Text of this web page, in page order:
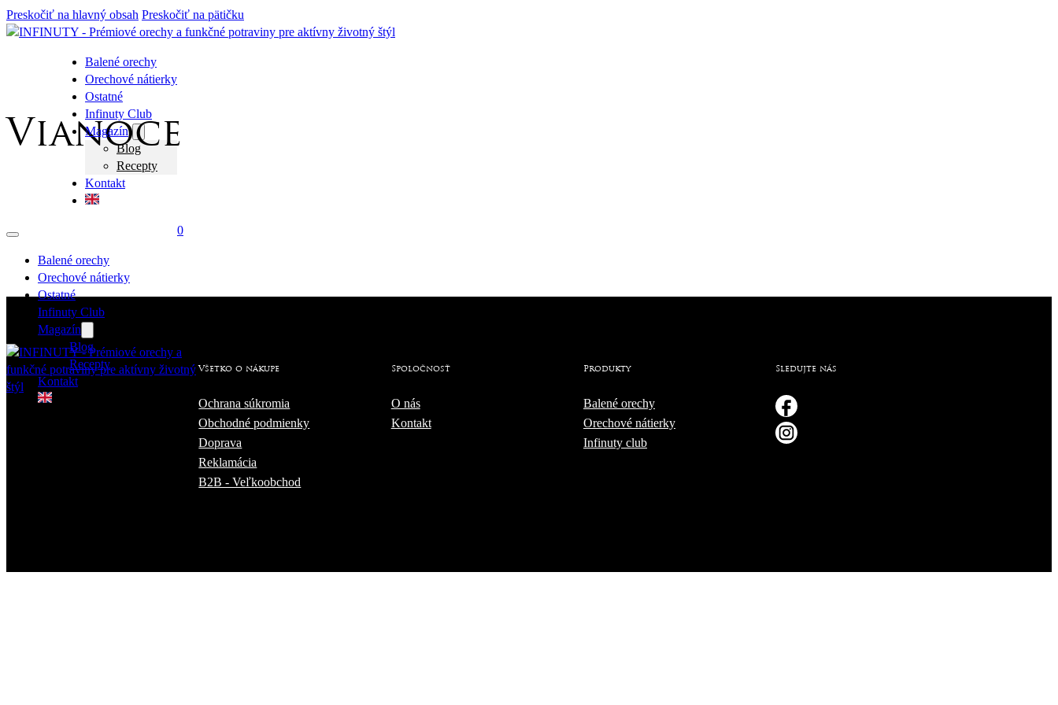
Preskočiť na hlavný obsah Preskočiť na pätičku
Balené orechy
Orechové nátierky
Ostatné
Infinuty Club
Magazín
Blog
Recepty
Kontakt
Balené orechy
Orechové nátierky
Ostatné
Infinuty Club
Magazín
Blog
Recepty
Kontakt
0
Vianoce
Všetko o nákupe
Ochrana súkromia
Obchodné podmienky
Doprava
Reklamácia
B2B - Veľkoobchod
Spoločnosť
O nás
Kontakt
Produkty
Balené orechy
Orechové nátierky
Infinuty club
Sledujte nás